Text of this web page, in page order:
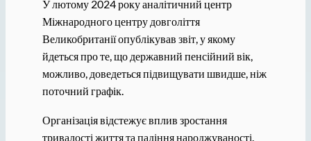
У лютому 2024 року аналітичний центр
Міжнародного центру довголіття
Великобританії опублікував звіт, у якому
йдеться про те, що державний пенсійний вік,
можливо, доведеться підвищувати швидше, ніж
поточний графік.
Організація відстежує вплив зростання
тривалості життя та падіння народжуваності.